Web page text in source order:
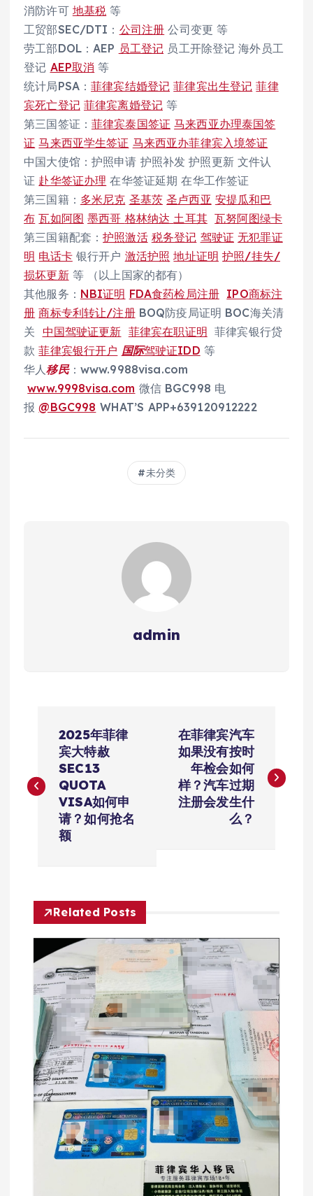
消防许可 地基税 等
工贸部SEC/DTI： 公司注册 公司变更 等
劳工部DOL：AEP 员工登记 员工开除登记 海外员工
登记 AEP取消 等
统计局PSA：菲律宾结婚登记 菲律宾出生登记 菲律
宾死亡登记 菲律宾离婚登记等
第三国签证： 菲律宾泰国签证 马来西亚办理泰国签
证 马来西亚学生签证 马来西亚办菲律宾入境签证
中国大使馆：护照申请 护照补发 护照更新 文件认
证 赴华签证办理 在华签证延期 在华工作签证
第三国籍： 多米尼克 圣基茨 圣卢西亚 安提瓜和巴
布 瓦如阿图 墨西哥 格林纳达土耳其 瓦努阿图绿卡
第三国籍配套：护照激活 税务登记 驾驶证 无犯罪证
明 电话卡银行开户 激活护照 地址证明 护照/挂失/
损坏更新等 （以上国家的都有）
其他服务： NBI证明 FDA食药检局注册 IPO商标注
册 商标专利转让/注册BOQ防疫局证明 BOC海关清
关 中国驾驶证更新 菲律宾在职证明 菲律宾银行贷
款菲律宾银行开户 国际驾驶证IDD 等
华人移民：www.9988visa.com
www.9998visa.com 微信 BGC998 电
报@BGC998 WHAT’S APP+639120912222
未分类
admin
导
2025年菲律
宾大特赦
SEC13
QUOTA
VISA如何申
请？如何抢名
额
在菲律宾汽车
如果没有按时
年检会如何
样？汽车过期
注册会发生什
么？
Related Posts